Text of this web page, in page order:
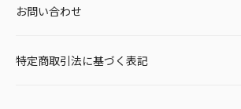
お問い合わせ
特定商取引法に基づく表記